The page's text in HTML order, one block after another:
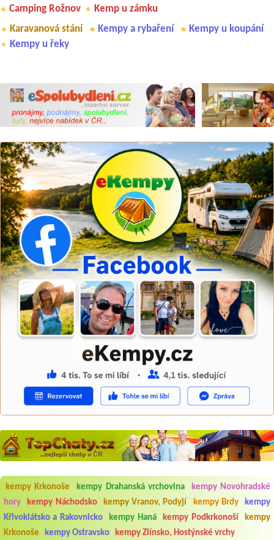
Camping Rožnov
Kemp u zámku
Karavanová stání
Kempy a rybaření
Kempy u koupání
Kempy u řeky
kempy Krkonoše kempy Drahanská vrchovina
kempy Novohradské
hory
kempy Náchodsko kempy Vranov, Podyjí kempy Brdy
kempy
Křivoklátsko a Rakovnicko
kempy Haná kempy Podkrkonoší
kempy
Krkonoše
kempy Ostravsko kempy Zlínsko, Hostýnské vrchy
Aneta Melicharová***
Byli jsme zde v týdnu od 25.7. do 1.8. 2026. Kemp jako takový je pěkný.
množství návštěvníků není samozřejmost. V kempu je obchod a
restaurace, kebab a další občerstvení. Co nás ale velice zklamalo byl
celodenní hluk z repráků u stanů a absolutní bezohlednost ostatních
ubytovaných. Přes den jsem si připadala jak na pouti- z každého koutu